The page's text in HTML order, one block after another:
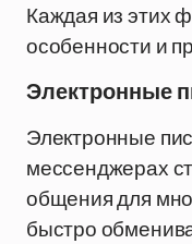
Каждая из этих
особенности и
Электронные
Электронные
мессенджерах
общения для
быстро